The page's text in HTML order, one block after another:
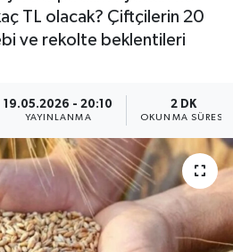
TL olacak? Çiftçilerin 20
ve rekolte beklentileri
19.05.2026 - 20:10
YAYINLANMA
2 DK
OKUNMA SÜRESI